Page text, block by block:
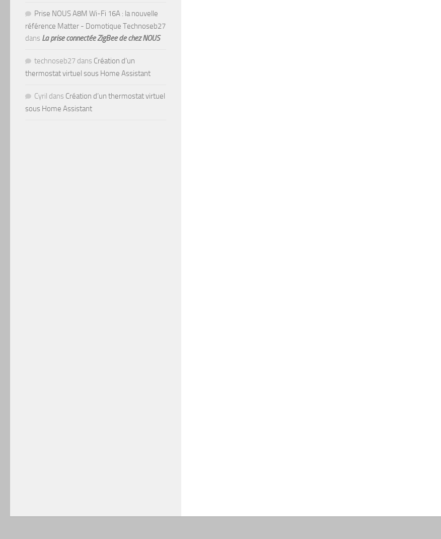
Prise NOUS A8M Wi-Fi 16A : la nouvelle
référence Matter - Domotique Technoseb27
dans La prise connectée ZigBee de chez NOUS
technoseb27 dans Création d’un
thermostat virtuel sous Home Assistant
Cyril dans Création d’un thermostat virtuel
sous Home Assistant